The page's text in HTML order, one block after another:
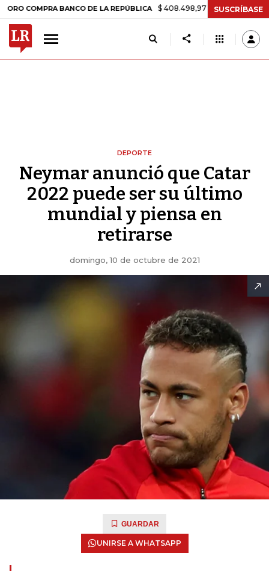
BANCO DE LA REPÚBLICA $ 408.498,97 +$ 8.753,81 +2,19%
SUSCRÍBASE
DEPORTE
Neymar anunció que Catar
2022 puede ser su último
mundial y piensa en
retirarse
domingo, 10 de octubre de 2021
GUARDAR
UNIRSE A WHATSAPP